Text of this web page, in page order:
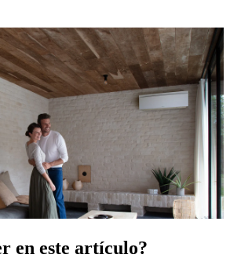
en este artículo?